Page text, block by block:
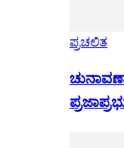
ಪ್ರಚಲಿತ